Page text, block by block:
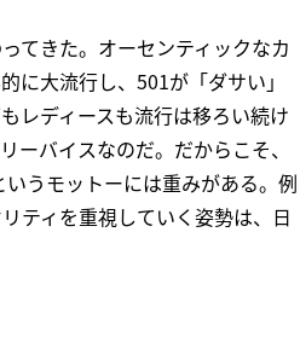
てきた。オーセンティックなカ
に大流行し、501が「ダサい」
レディースも流行は移ろい続け
バイスなのだ。だからこそ、
うモットーには重みがある。例
ティを重視していく姿勢は、日